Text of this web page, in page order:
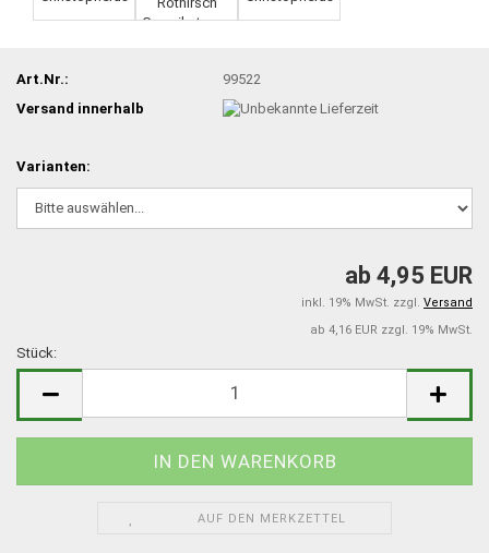
Art.Nr.:
99522
Versand innerhalb
Varianten:
ab 4,95 EUR
inkl. 19% MwSt. zzgl. Versand
ab 4,16 EUR zzgl. 19% MwSt.
Stück:
Stück
AUF DEN MERKZETTEL